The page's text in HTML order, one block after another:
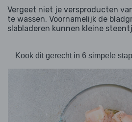
Vergeet niet je versproducten
te wassen. Voornamelijk de
slabladeren kunnen kleine
Kook dit gerecht in 6 simpele